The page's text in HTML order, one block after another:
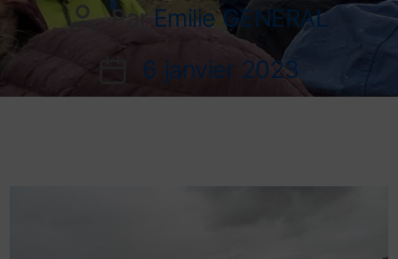
Par Emilie GENERAL
6 janvier 2023